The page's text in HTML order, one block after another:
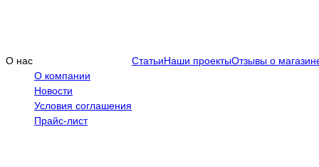
О нас
О компании
Новости
Условия соглашения
Прайс-лист
СтатьиНаши проектыОтзывы о